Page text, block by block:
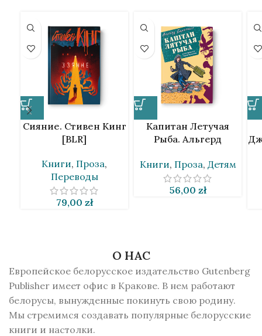
Сияние. Стивен Кинг
[BLR]
Книги, Проза,
Переводы
79,00 zł
Капитан Летучая
Рыба. Альгерд
Книги, Проза, Детям
56,00 zł
О НАС
Европейское белорусское издательство Gutenberg
Publisher имеет офис в Кракове. В нем работают
белорусы, вынужденные покинуть свою родину.
Мы стремимся создавать популярные белорусские
книги и настолки.